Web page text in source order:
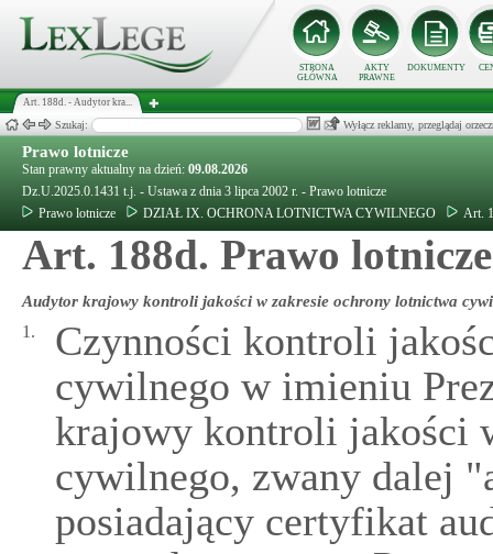
STRONA
GŁÓWNA
AKTY
PRAWNE
DOKUMENTY
Art. 188d. - Audytor kra...
Szukaj: Wyłącz reklamy, przeglądaj
Prawo lotnicze
Stan prawny aktualny na dzień: 09.08.2026
Dz.U.2025.0.1431 t.j. - Ustawa z dnia 3 lipca 2002 r. - Prawo lotnicze
Prawo lotnicze
DZIAŁ IX. OCHRONA LOTNICTWA CYWILNEGO Art.
Art. 188d. Prawo lotnicze
Audytor krajowy kontroli jakości w zakresie ochrony lotnictwa
1.
Czynności kontroli
cywilnego w imieniu
krajowy kontroli jakości
cywilnego, zwany dalej
posiadający certyfikat